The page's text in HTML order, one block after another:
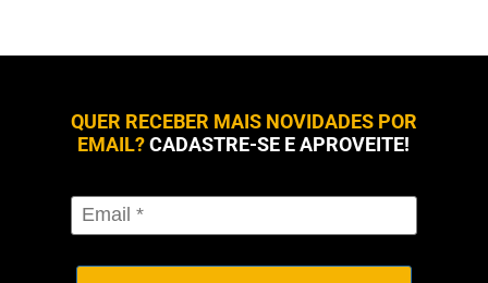
QUER RECEBER MAIS NOVIDADES POR
EMAIL?CADASTRE-SE E APROVEITE!